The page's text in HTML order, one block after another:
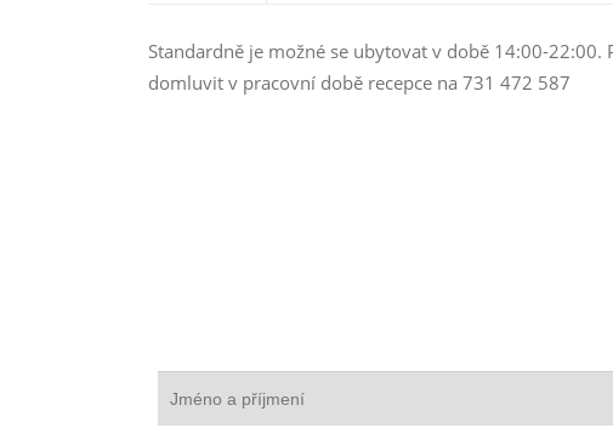
Standardně je možné se ubytovat v době 14:00-
domluvit v pracovní době recepce na 731 472 587